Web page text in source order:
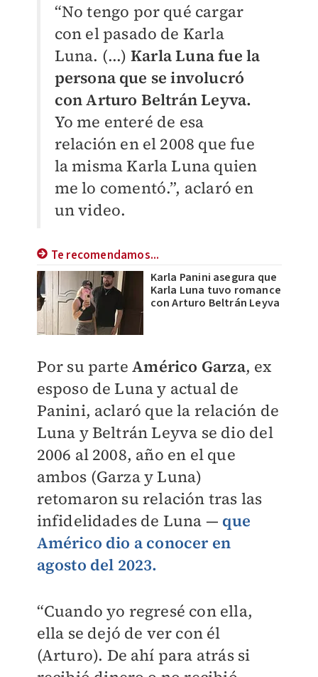
“No tengo por qué cargar
con el pasado de Karla
Luna. (...) Karla Luna fue la
persona que se involucró
con Arturo Beltrán Leyva.
Yo me enteré de esa
relación en el 2008 que fue
la misma Karla Luna quien
me lo comentó.”, aclaró en
un video.
Te recomendamos...
Karla Panini asegura que
Karla Luna tuvo romance
con Arturo Beltrán Leyva
Por su parte Américo Garza, ex
esposo de Luna y actual de
Panini, aclaró que la relación de
Luna y Beltrán Leyva se dio del
2006 al 2008, año en el que
ambos (Garza y Luna)
retomaron su relación tras las
infidelidades de Luna — que
Américo dio a conocer en
agosto del 2023.
“Cuando yo regresé con ella,
ella se dejó de ver con él
(Arturo). De ahí para atrás si